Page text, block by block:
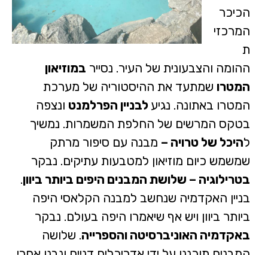
הכיכר
המרכזי
ת
ההומה והצבעונית של העיר. נסייר במוזיאון
המטרו שמתעד את ההיסטוריה של מערכת
המטרו באתונה. נגיע לבניין הפרלמנט ונצפה
בטקס המרשים של החלפת המשמרות. נמשיך
להיכל של טרויה – מבנה עם סיפור מרתק
שמשמש כיום מוזיאון למטבעות עתיקים. נבקר
בטרילוגיה – שלושת המבנים היפים ביותר ביוון.
בניין האקדמיה שנחשב למבנה הקלאסי היפה
ביותר ביוון ויש אף שיאמרו היפה בעולם. נבקר
באקדמיה האוניברסיטה והספרייה. שלושה